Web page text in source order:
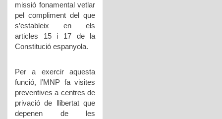
missió fonamental vetlar
pel compliment del que
s’estableix en els
articles 15 i 17 de la
Constitució espanyola.
Per a exercir aquesta
funció, l’MNP fa visites
preventives a centres de
privació de llibertat que
depenen de les